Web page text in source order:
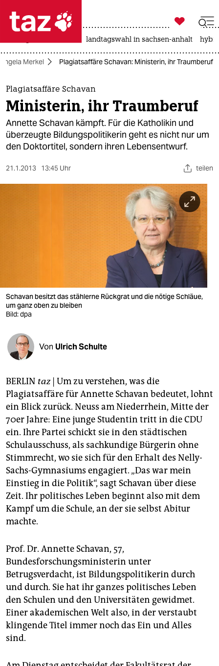
 taz zahl ich
taz zahl ich
themen
politik
öko
verlag
verlag
shop
fragen & hilfe
unterstützen
abo
genossenschaft
epaper login

taz zahl ich
landtagswahl in sachsen-anhalt
Angela Merkel Plagiatsaffäre Schavan: Ministerin, ihr Traumberuf
Plagiatsaffäre Schavan
Ministerin, ihr Traumberuf
Annette Schavan kämpft. Für die Katholikin und
überzeugte Bildungspolitikerin geht es nicht nur um
den Doktortitel, sondern ihren Lebensentwurf.
21.1.2013 13:45 Uhr teilen
Schavan besitzt das stählerne Rückgrat und die nötige Schläue,
um ganz oben zu bleiben
Bild: dpa
Von Ulrich Schulte
BERLIN taz| Um zu verstehen, was die
Plagiatsaffäre für Annette Schavan bedeutet, lohnt
ein Blick zurück. Neuss am Niederrhein, Mitte der
70er Jahre: Eine junge Studentin tritt in die CDU
ein. Ihre Partei schickt sie in den städtischen
Schulausschuss, als sachkundige Bürgerin ohne
Stimmrecht, wo sie sich für den Erhalt des Nelly-
Sachs-Gymnasiums engagiert. „Das war mein
Einstieg in die Politik“, sagt Schavan über diese
Zeit. Ihr politisches Leben beginnt also mit dem
Kampf um die Schule, an der sie selbst Abitur
machte.
Prof. Dr. Annette Schavan, 57,
Bundesforschungsministerin unter
Betrugsverdacht, ist Bildungspolitikerin durch
und durch. Sie hat ihr ganzes politisches Leben
den Schulen und den Universitäten gewidmet.
Einer akademischen Welt also, in der verstaubt
klingende Titel immer noch das Ein und Alles
sind.